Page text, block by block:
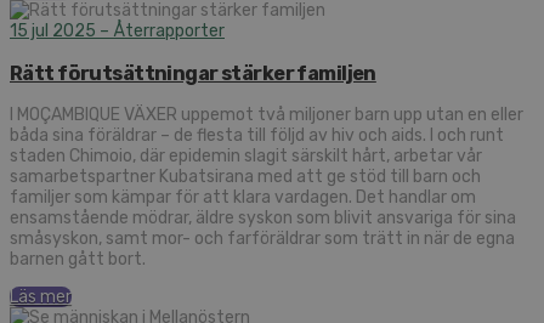
15 jul 2025 – Återrapporter
Rätt förutsättningar stärker familjen
I MOÇAMBIQUE VÄXER uppemot två miljoner barn upp utan en eller
båda sina föräldrar – de flesta till följd av hiv och aids. I och runt
staden Chimoio, där epidemin slagit särskilt hårt, arbetar vår
samarbetspartner Kubatsirana med att ge stöd till barn och
familjer som kämpar för att klara vardagen. Det handlar om
ensamstående mödrar, äldre syskon som blivit ansvariga för sina
småsyskon, samt mor- och farföräldrar som trätt in när de egna
barnen gått bort.
Läs mer